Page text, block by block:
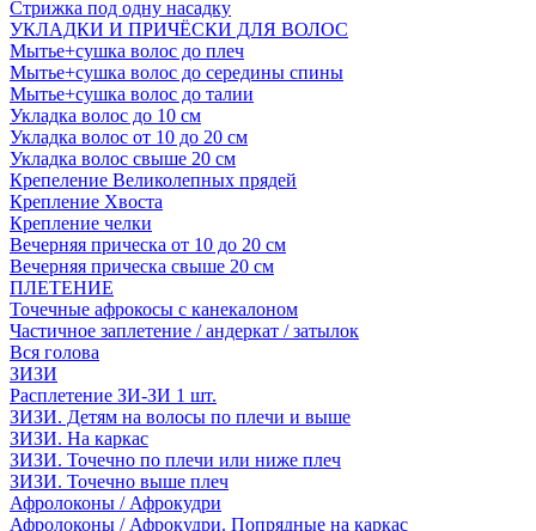
Стрижка под одну насадку
УКЛАДКИ И ПРИЧЁСКИ ДЛЯ ВОЛОС
Мытье+сушка волос до плеч
Мытье+сушка волос до середины спины
Мытье+сушка волос до талии
Укладка волос до 10 см
Укладка волос от 10 до 20 см
Укладка волос свыше 20 см
Крепеление Великолепных прядей
Крепление Хвоста
Крепление челки
Вечерняя прическа от 10 до 20 см
Вечерняя прическа свыше 20 см
ПЛЕТЕНИЕ
Точечные афрокосы с канекалоном
Частичное заплетение / андеркат / затылок
Вся голова
ЗИЗИ
Расплетение ЗИ-ЗИ 1 шт.
ЗИЗИ. Детям на волосы по плечи и выше
ЗИЗИ. На каркас
ЗИЗИ. Точечно по плечи или ниже плеч
ЗИЗИ. Точечно выше плеч
Афролоконы / Афрокудри
Афролоконы / Афрокудри. Попрядные на каркас